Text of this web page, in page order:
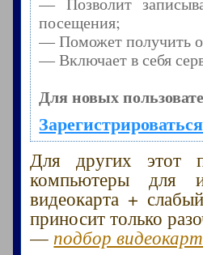
посещения;
— Поможет получить
— Включает в себя
Для новых
Для других этот
компьютеры для
видеокарта +
приносит только
— подбор